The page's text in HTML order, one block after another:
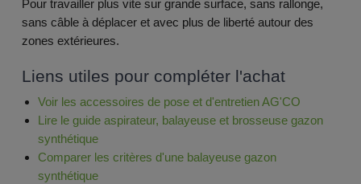
Pour travailler plus vite sur grande surface, sans rallonge,
sans câble à déplacer et avec plus de liberté autour des
zones extérieures.
Liens utiles pour compléter l'achat
Voir les accessoires de pose et d'entretien AG'CO
Lire le guide aspirateur, balayeuse et brosseuse gazon
synthétique
Comparer les critères d'une balayeuse gazon
synthétique